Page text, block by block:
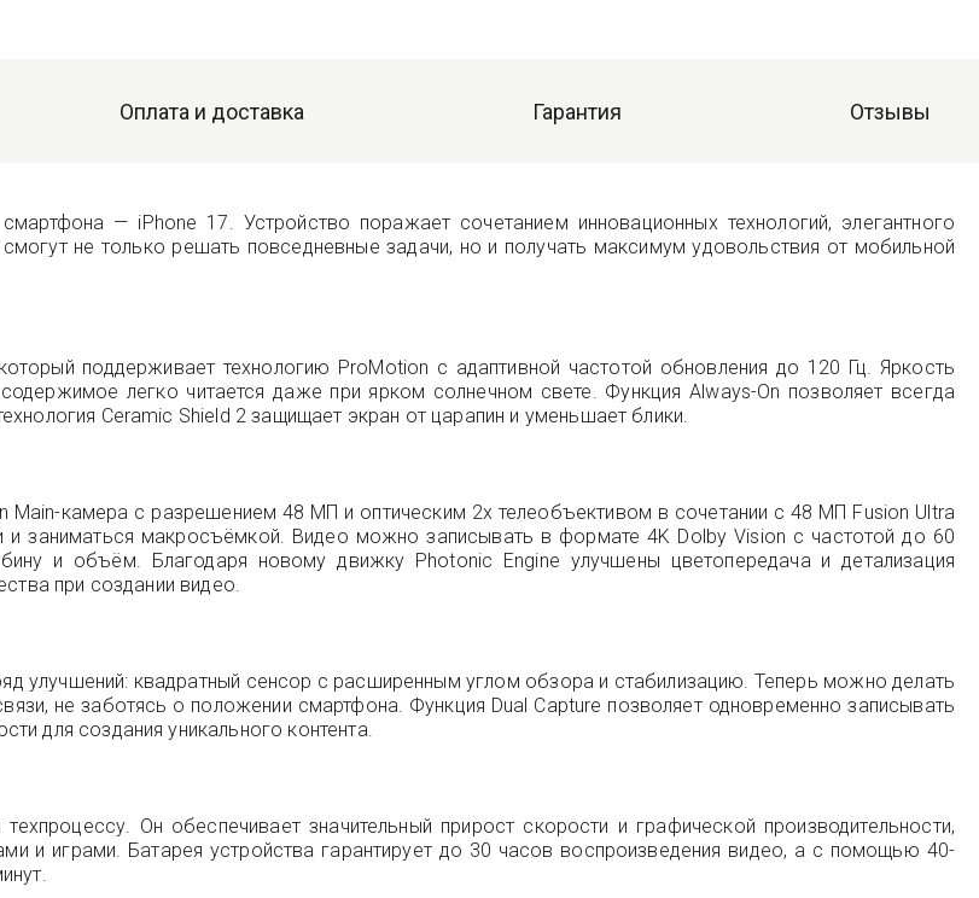
Оплата и доставка Гарантия Отзывы
— iPhone 17. Устройство поражает сочетанием инновационных технологий, элегантного
не только решать повседневные задачи, но и получать максимум удовольствия от мобильной
поддерживает технологию ProMotion с адаптивной частотой обновления до 120 Гц. Яркость
легко читается даже при ярком солнечном свете. Функция Always-On позволяет всегда
Ceramic Shield 2 защищает экран от царапин и уменьшает блики.
камера с разрешением 48 МП и оптическим 2x телеобъективом в сочетании с 48 МП Fusion Ultra
и заниматься макросъёмкой. Видео можно записывать в формате 4K Dolby Vision с частотой до 60
и объём. Благодаря новому движку Photonic Engine улучшены цветопередача и детализация
при создании видео.
улучшений: квадратный сенсор с расширенным углом обзора и стабилизацию. Теперь можно делать
не заботясь о положении смартфона. Функция Dual Capture позволяет одновременно записывать
для создания уникального контента.
Он обеспечивает значительный прирост скорости и графической производительности,
и играми. Батарея устройства гарантирует до 30 часов воспроизведения видео, а с помощью 40-